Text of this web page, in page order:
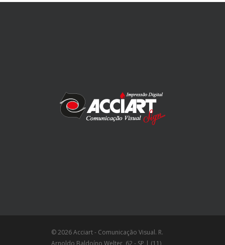
© 2026 Acciart - Comunicação Visual. R.
Arnoldo Baldoíno Welter, 62 - SP | (11)